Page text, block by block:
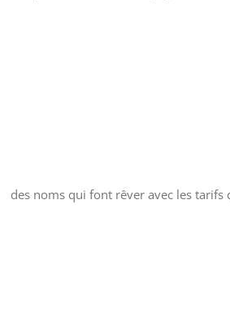
des noms qui font rêver avec les tarifs